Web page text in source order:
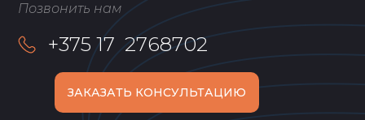
Позвонить нам
+375 17 2768702
ЗАКАЗАТЬ КОНСУЛЬТАЦИЮ